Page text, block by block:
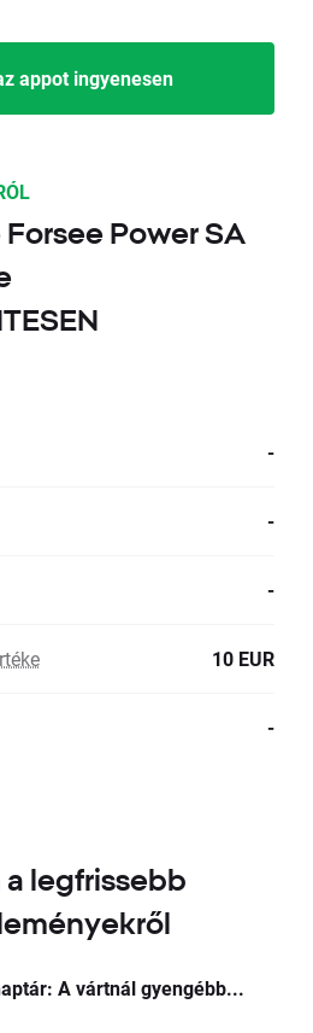
appot ingyenesen
Power SA
-
-
-
10 EUR
-
legfrissebb
A vártnál gyengébb...